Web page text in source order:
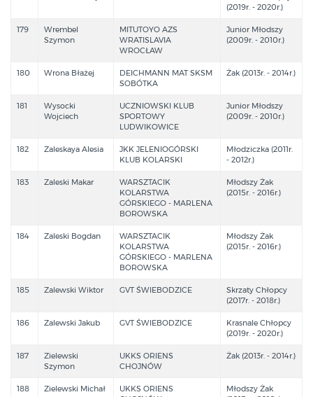
(2019r. - 2020r.)
179
Wrembel
Szymon
MITUTOYO AZS
WRATISLAVIA
WROCŁAW
Junior Młodszy
(2009r. - 2010r.)
180 Wrona Błażej
DEICHMANN MAT SKSM
SOBÓTKA
Żak (2013r. - 2014r.)
181
Wysocki
Wojciech
UCZNIOWSKI KLUB
SPORTOWY
LUDWIKOWICE
Junior Młodszy
(2009r. - 2010r.)
182 Zaleskaya Alesia
JKK JELENIOGÓRSKI
KLUB KOLARSKI
Młodziczka (2011r.
- 2012r.)
183 Zaleski Makar
WARSZTACIK
KOLARSTWA
GÓRSKIEGO - MARLENA
BOROWSKA
Młodszy Żak
(2015r. - 2016r.)
184 Zaleski Bogdan
WARSZTACIK
KOLARSTWA
GÓRSKIEGO - MARLENA
BOROWSKA
Młodszy Żak
(2015r. - 2016r.)
185 Zalewski Wiktor GVT ŚWIEBODZICE
Skrzaty Chłopcy
(2017r. - 2018r.)
186 Zalewski Jakub GVT ŚWIEBODZICE
Krasnale Chłopcy
(2019r. - 2020r.)
187
Zielewski
Szymon
UKKS ORIENS
CHOJNÓW
Żak (2013r. - 2014r.)
188 Zielewski Michał
UKKS ORIENS
Młodszy Żak